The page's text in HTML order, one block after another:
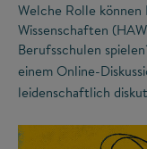
Welche Rolle
Wissenschaften
Berufsschulen
einem Online-
leidenschaftlich